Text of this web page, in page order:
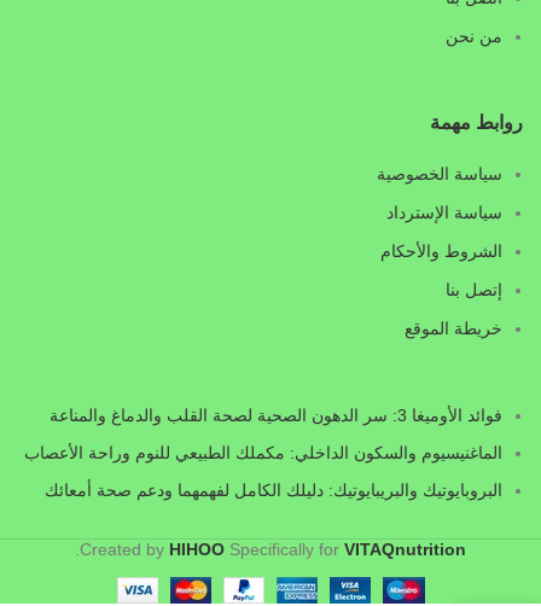
من نحن
روابط مهمة
سياسة الخصوصية
سياسة الإسترداد
الشروط والأحكام
إتصل بنا
خريطة الموقع
فوائد الأوميغا 3: سر الدهون الصحية لصحة القلب والدماغ والمناعة
الماغنيسيوم والسكون الداخلي: مكملك الطبيعي للنوم وراحة الأعصاب
البروبايوتيك والبريبايوتيك: دليلك الكامل لفهمهما ودعم صحة أمعائك
Created by HIHOO Specifically for VITAQnutrition